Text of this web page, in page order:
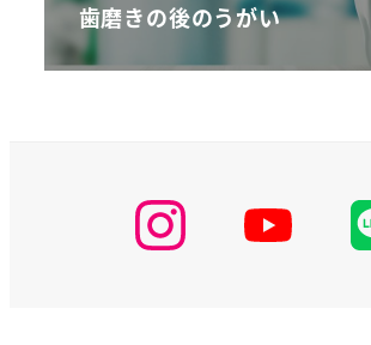
歯磨きの後のうがい